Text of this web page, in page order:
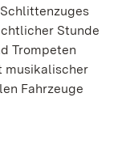
Stunde
Trompeten
musikalischer
Fahrzeuge